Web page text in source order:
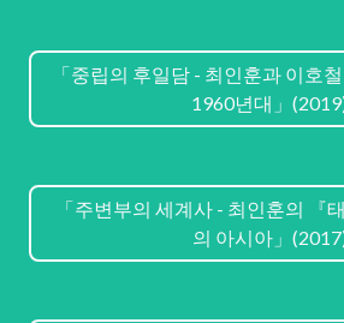
「중립의 후일담 - 최인훈과 이호
1960년대」
「주변부의 세계사 - 최인훈의 『
의 아시아」